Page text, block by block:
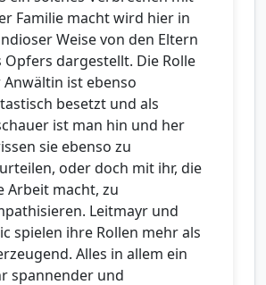
Familie macht wird hier in
Weise von den Eltern
Opfers dargestellt. Die Rolle
Anwältin ist ebenso
besetzt und als
ist man hin und her
sie ebenso zu
oder doch mit ihr, die
Arbeit macht, zu
Leitmayr und
spielen ihre Rollen mehr als
Alles in allem ein
spannender und